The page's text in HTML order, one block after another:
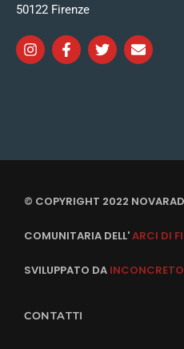
50122 Firenze
© COPYRIGHT 2022
COMUNITARIA DELL'ARCI DI
SVILUPPATO DA INCONCRETO
CONTATTI